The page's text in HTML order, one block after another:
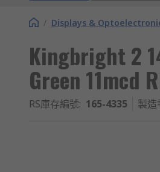
/ Displays &
Kingbright 2
Green 11mcd
RS庫存編號: 165-4335 製造